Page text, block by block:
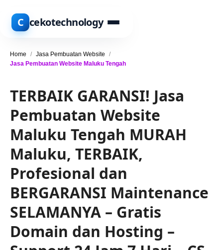
C cekotechnology
Home / Jasa Pembuatan Website
/
Jasa Pembuatan Website Maluku Tengah
TERBAIK GARANSI! Jasa
Pembuatan Website
Maluku Tengah MURAH
Maluku, TERBAIK,
Profesional dan
BERGARANSI Maintenance
SELAMANYA – Gratis
Domain dan Hosting –